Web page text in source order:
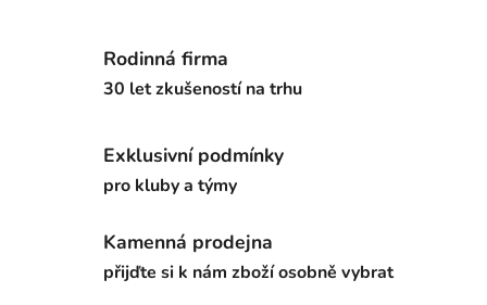
Rodinná firma
30 let zkušeností na trhu
Exklusivní podmínky
pro kluby a týmy
Kamenná prodejna
přijďte si k nám zboží osobně vybrat